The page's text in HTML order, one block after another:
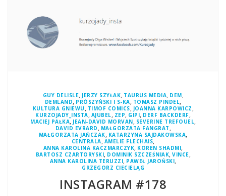
GUY DELISLE, JERZY SZYŁAK, TAURUS MEDIA, DEM,
DEMLAND, PRÓSZYŃSKI I S-KA, TOMASZ PINDEL,
KULTURA GNIEWU , TIMOF COMICS, JOANNA KARPOWICZ ,
KURZOJADY_INSTA, AJUBEL, ZEP, GIPI, DERF BACKDERF,
MACIEJ PAŁKA, JEAN-DAVID MORVAN, SEVERINE TREFOUEL,
DAVID EVRARD , MAŁGORZATA FANGRAT ,
MAŁGORZATA JAŃCZAK, KATARZYNA SAJDAKOWSKA,
CENTRALA, AMELIE FLECHAIS,
ANNA KAROLINA KACZMARCZYK, KOREN SHADMI,
BARTOSZ CZARTORYSKI, DOMINIK SZCZEŚNIAK, VINCE,
ANNA KAROLINA TERUZZI, PAWEŁ JAROŃSKI,
GRZEGORZ CIECIELĄG
INSTAGRAM #178